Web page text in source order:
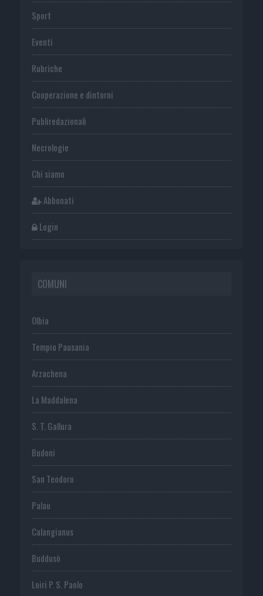
Sport
Eventi
Rubriche
Cooperazione e dintorni
Publiredazionali
Necrologie
Chi siamo
Abbonati
Login
COMUNI
Olbia
Tempio Pausania
Arzachena
La Maddalena
S. T. Gallura
Budoni
San Teodoro
Palau
Calangianus
Buddusò
Loiri P. S. Paolo